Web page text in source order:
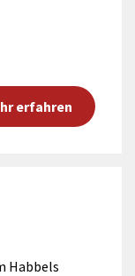
erfahren
Habbels